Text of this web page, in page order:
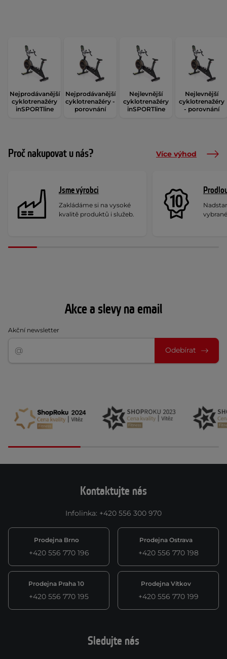
Nejprodávanější
cyklotrenažéry
inSPORTline
Nejprodávanější
cyklotrenažéry -
porovnání
Nejlevnější
cyklotrenažéry
inSPORTline
Nejlevnější
cyklotrenažéry
- porovnání
Proč nakupovat u nás? Více výhod
Jsme výrobci
Zakládáme si na vysoké
kvalitě produktů i služeb.
Akce a slevy na email
Akční newsletter
Odebírat
Kontaktujte nás
Infolinka: +420 556 300 970
Prodejna Brno
+420 556 770 196
Prodejna Ostrava
+420 556 770 198
Prodejna Praha 10
+420 556 770 195
Prodejna Vítkov
+420 556 770 199
Sledujte nás